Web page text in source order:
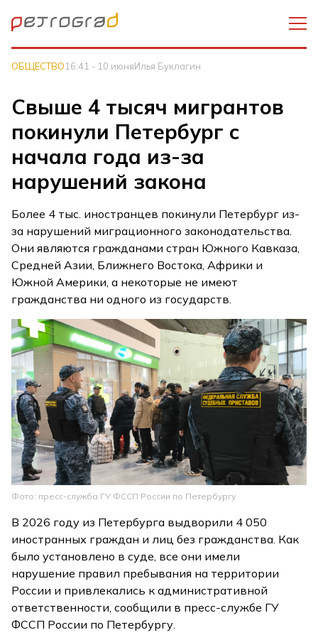
ОБЩЕСТВО16:41 - 10 июняИлья Буклагин
Свыше 4 тысяч мигрантов
покинули Петербург с
начала года из-за
нарушений закона
Более 4 тыс. иностранцев покинули Петербург из-
за нарушений миграционного законодательства.
Они являются гражданами стран Южного Кавказа,
Средней Азии, Ближнего Востока, Африки и
Южной Америки, а некоторые не имеют
гражданства ни одного из государств.
Фото: пресс-служба ГУ ФССП России по Петербургу
В 2026 году из Петербурга выдворили 4 050
иностранных граждан и лиц без гражданства. Как
было установлено в суде, все они имели
нарушение правил пребывания на территории
России и привлекались к административной
ответственности, сообщили в пресс-службе ГУ
ФССП России по Петербургу.